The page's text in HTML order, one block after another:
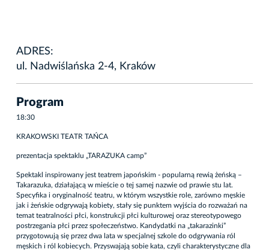
ADRES:
ul. Nadwiślańska 2-4, Kraków
Program
18:30
KRAKOWSKI TEATR TAŃCA
prezentacja spektaklu „TARAZUKA camp”
Spektakl inspirowany jest teatrem japońskim - popularną rewią żeńską –
Takarazuka, działającą w mieście o tej samej nazwie od prawie stu lat.
Specyfika i oryginalność teatru, w którym wszystkie role, zarówno męskie
jak i żeńskie odgrywają kobiety, stały się punktem wyjścia do rozważań na
temat teatralności płci, konstrukcji płci kulturowej oraz stereotypowego
postrzegania płci przez społeczeństwo. Kandydatki na „takarazinki”
przygotowują się przez dwa lata w specjalnej szkole do odgrywania ról
męskich i ról kobiecych. Przyswajają sobie kata, czyli charakterystyczne dla